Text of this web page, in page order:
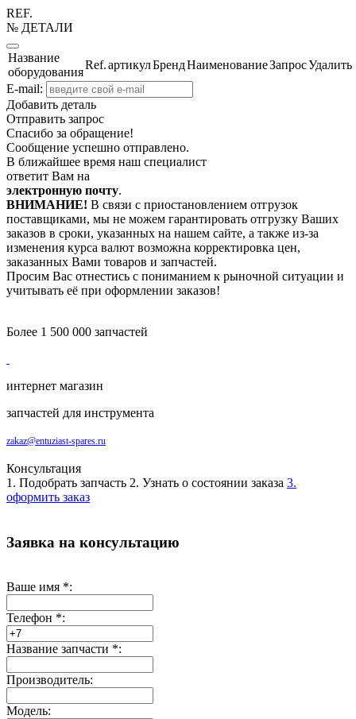
REF.
№ ДЕТАЛИ
Название
оборудования
Ref.артикулБрендНаименованиеЗапросУдалить
E-mail:
Добавить деталь
Отправить запрос
Спасибо за обращение!
Сообщение успешно отправлено.
В ближайшее время наш специалист
ответит Вам на
электронную почту.
ВНИМАНИЕ! В связи с приостановлением отгрузок
поставщиками, мы не можем гарантировать отгрузку Ваших
заказов в сроки, указанных на нашем сайте, а также из-за
изменения курса валют возможна корректировка цен,
заказанных Вами товаров и запчастей.
Просим Вас отнестись с пониманием к рыночной ситуации и
учитывать её при оформлении заказов!
Более 1 500 000 запчастей
интернет магазин
запчастей для инструмента
zakaz@entuziast-spares.ru
Консультация
1. Подобрать запчасть 2. Узнать о состоянии заказа 3.
оформить заказ
Заявка на консультацию
Ваше имя *:
Телефон *:
Название запчасти *:
Производитель:
Модель: